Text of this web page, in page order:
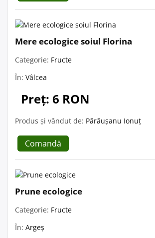
Mere ecologice soiul Florina
Categorie: Fructe
În: Vâlcea
Preț: 6 RON
Produs și vândut de: Părăușanu Ionuț
Comandă
Prune ecologice
Categorie: Fructe
În: Argeș